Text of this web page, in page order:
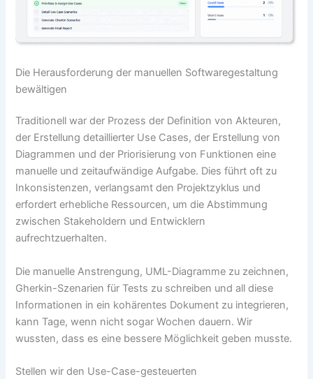
Die Herausforderung der manuellen Softwaregestaltung
bewältigen
Traditionell war der Prozess der Definition von Akteuren,
der Erstellung detaillierter Use Cases, der Erstellung von
Diagrammen und der Priorisierung von Funktionen eine
manuelle und zeitaufwändige Aufgabe. Dies führt oft zu
Inkonsistenzen, verlangsamt den Projektzyklus und
erfordert erhebliche Ressourcen, um die Abstimmung
zwischen Stakeholdern und Entwicklern
aufrechtzuerhalten.
Die manuelle Anstrengung, UML-Diagramme zu zeichnen,
Gherkin-Szenarien für Tests zu schreiben und all diese
Informationen in ein kohärentes Dokument zu integrieren,
kann Tage, wenn nicht sogar Wochen dauern. Wir
wussten, dass es eine bessere Möglichkeit geben musste.
Stellen wir den Use-Case-gesteuerten